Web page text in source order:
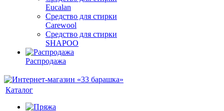
Eucalan
Средство для стирки
Carewool
Средство для стирки
SHAPOO
Распродажа
Каталог